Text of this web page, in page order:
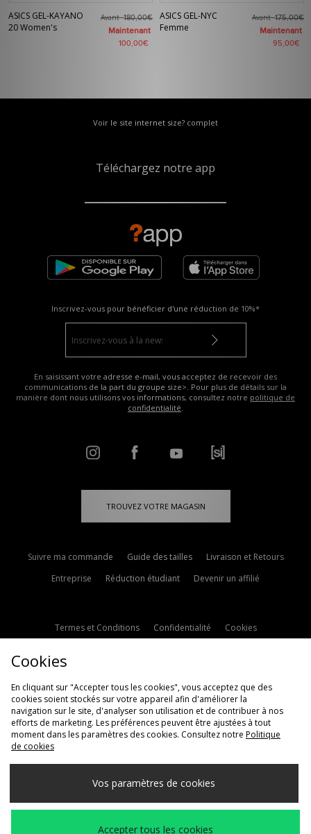
ASICS GEL-KAYANO
20 Women's
Avant180,00€
Maintenant
100,00€
ASICS GEL-NYC
Femme
Avant175,00€
Maintenant
95,00€
Voir le site internet size? complet
Téléchargez notre app
Inscrivez-vous pour bénéficier d'une réduction de 10%*
En saisissant votre adresse e-mail, vous acceptez de recevoir des
communications de la part du groupe size>. Pour plus de détails sur la
manière dont nous utilisons vos informations, consultez notre politique de
confidentialité.
TROUVEZ VOTRE MAGASIN
Suivre ma commande Guide des tailles
Livraison et Retours
Entreprise
Réduction étudiant Devenir un affilié
Termes et Conditions Confidentialité
Cookies
Politique d'avis en ligne
Livraison Vers
France
Nous acceptons les méthodes de paiement suivantes
Cookies
En cliquant sur "Accepter tous les cookies", vous acceptez que des
cookies soient stockés sur votre appareil afin d'améliorer la
navigation sur le site, d'analyser son utilisation et de contribuer à nos
efforts de marketing. Les préférences peuvent être ajustées à tout
moment dans les paramètres des cookies. Consultez notre Politique
de cookies
Vos paramètres de cookies
Accepter tous les cookies